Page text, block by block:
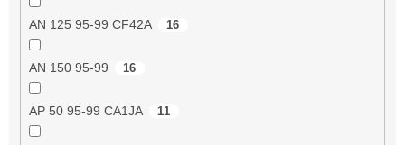
AN 125 95-99 CF42A 16
AN 150 95-99 16
AP 50 95-99 CA1JA 11